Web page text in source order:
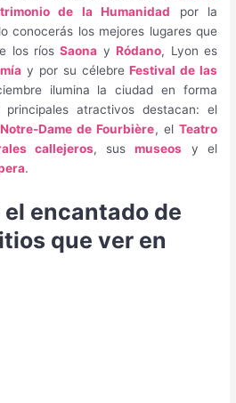
de la Humanidad por la
conocerás los mejores lugares que
los ríosSaona yRódano, Lyon es
y por su célebreFestival de las
ilumina la ciudad en forma
principales atractivos destacan: el
Dame de Fourbière, el Teatro
callejeros, susmuseos y el
.
encantado de
que ver en